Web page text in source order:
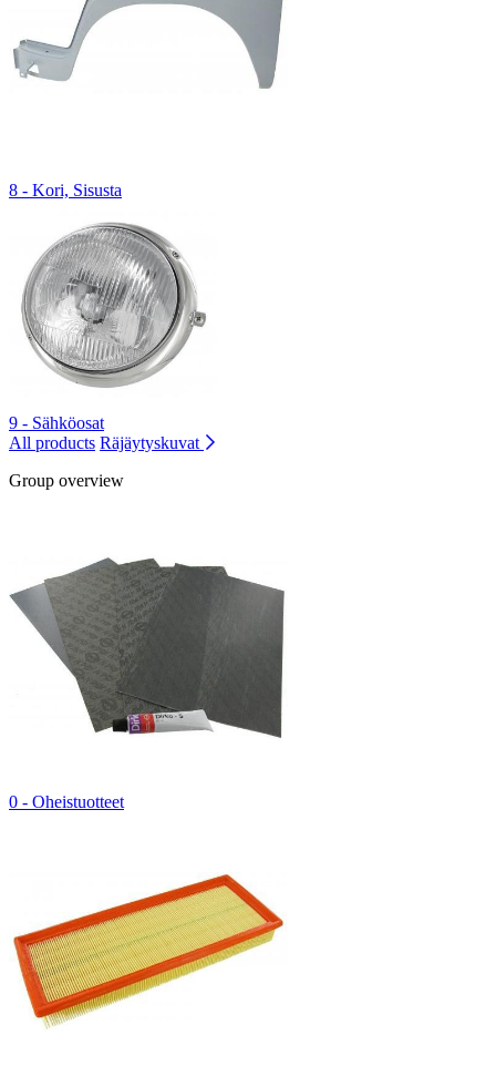
8 - Kori, Sisusta
9 - Sähköosat
All products Räjäytyskuvat
Group overview
0 - Oheistuotteet